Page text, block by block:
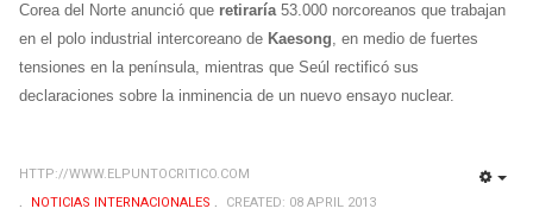
Corea del Norte anunció que retiraría53.000 norcoreanos que trabajan
en el polo industrial intercoreano de Kaesong, en medio de fuertes
tensiones en la península, mientras que Seúl rectificó sus
declaraciones sobre la inminencia de un nuevo ensayo nuclear.
HTTP://WWW.ELPUNTOCRITICO.COM
NOTICIAS INTERNACIONALES
CREATED: 08 APRIL 2013